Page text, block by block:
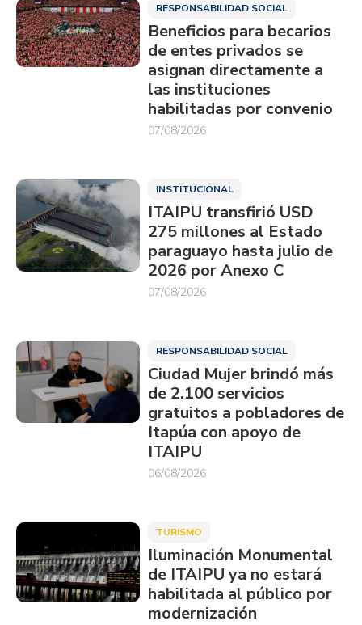
RESPONSABILIDAD SOCIAL
Beneficios para becarios
de entes privados se
asignan directamente a
las instituciones
habilitadas por convenio
07/08/2026
INSTITUCIONAL
ITAIPU transfirió USD
275 millones al Estado
paraguayo hasta julio de
2026 por Anexo C
07/08/2026
RESPONSABILIDAD SOCIAL
Ciudad Mujer brindó más
de 2.100 servicios
gratuitos a pobladores de
Itapúa con apoyo de
ITAIPU
06/08/2026
TURISMO
Iluminación Monumental
de ITAIPU ya no estará
habilitada al público por
modernización